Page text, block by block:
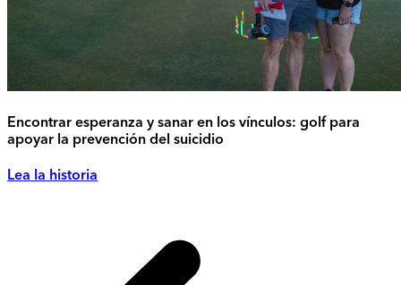
Encontrar esperanza y sanar en los vínculos: golf para
apoyar la prevención del suicidio
Lea la historia